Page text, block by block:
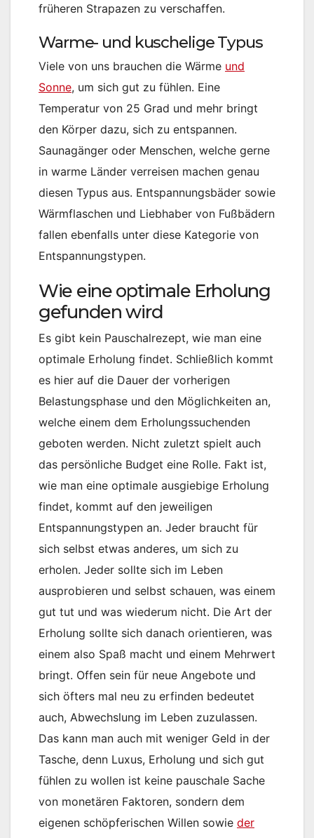
früheren Strapazen zu verschaffen.
Warme- und kuschelige Typus
Viele von uns brauchen die Wärme und
Sonne, um sich gut zu fühlen. Eine
Temperatur von 25 Grad und mehr bringt
den Körper dazu, sich zu entspannen.
Saunagänger oder Menschen, welche gerne
in warme Länder verreisen machen genau
diesen Typus aus. Entspannungsbäder sowie
Wärmflaschen und Liebhaber von Fußbädern
fallen ebenfalls unter diese Kategorie von
Entspannungstypen.
Wie eine optimale Erholung
gefunden wird
Es gibt kein Pauschalrezept, wie man eine
optimale Erholung findet. Schließlich kommt
es hier auf die Dauer der vorherigen
Belastungsphase und den Möglichkeiten an,
welche einem dem Erholungssuchenden
geboten werden. Nicht zuletzt spielt auch
das persönliche Budget eine Rolle. Fakt ist,
wie man eine optimale ausgiebige Erholung
findet, kommt auf den jeweiligen
Entspannungstypen an. Jeder braucht für
sich selbst etwas anderes, um sich zu
erholen. Jeder sollte sich im Leben
ausprobieren und selbst schauen, was einem
gut tut und was wiederum nicht. Die Art der
Erholung sollte sich danach orientieren, was
einem also Spaß macht und einem Mehrwert
bringt. Offen sein für neue Angebote und
sich öfters mal neu zu erfinden bedeutet
auch, Abwechslung im Leben zuzulassen.
Das kann man auch mit weniger Geld in der
Tasche, denn Luxus, Erholung und sich gut
fühlen zu wollen ist keine pauschale Sache
von monetären Faktoren, sondern dem
eigenen schöpferischen Willen sowie der